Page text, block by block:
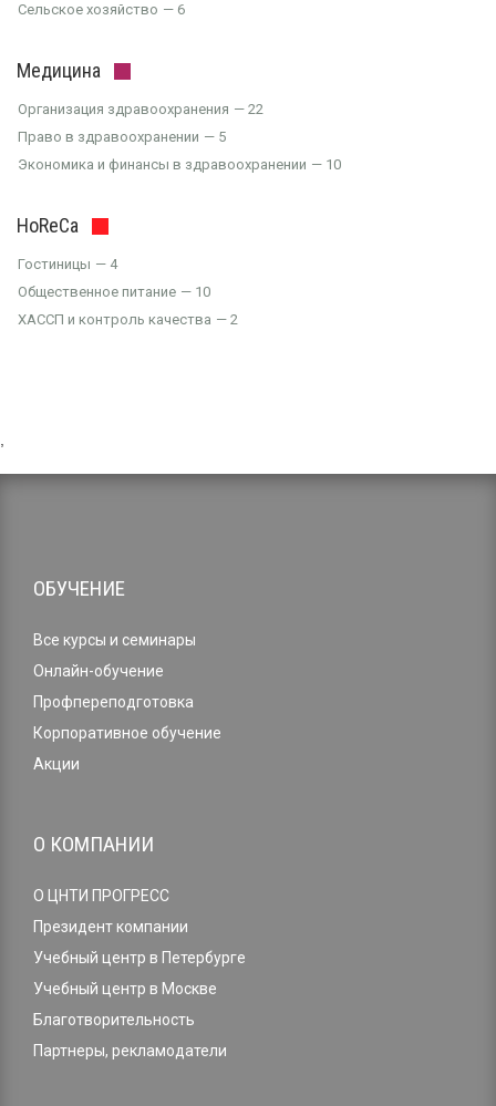
Сельское хозяйство
6
Медицина
Организация здравоохранения
22
Право в здравоохранении
5
Экономика и финансы в здравоохранении
10
HoReCa
Гостиницы
4
Общественное питание
10
ХАССП и контроль качества
2
ОБУЧЕНИЕ
Все курсы и семинары
Онлайн-обучение
Профпереподготовка
Корпоративное обучение
Акции
О КОМПАНИИ
О ЦНТИ ПРОГРЕСС
Президент компании
Учебный центр в Петербурге
Учебный центр в Москве
Благотворительность
Партнеры, рекламодатели